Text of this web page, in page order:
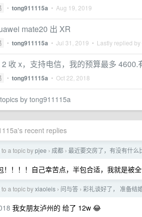
• tong911115a • Aug 19, 2019
mate20 出 XR
• tong911115a • Jul 31, 2019 • Lastly replied by
收 x，支持电信，我的预算最多 4600.
• tong911115a • Oct 22, 2018
by tong911115a
recent replies
a topic bypjee › 成都 › 最近要交房了，有没有什么
！！！！自己幸苦点，半包合适，我就是被
a topic byxiaoleis › 问与答 › 彩礼谈好了， 准备结婚
我女朋友泸州的 给了 12w 😂